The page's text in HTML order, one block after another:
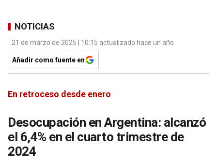
NOTICIAS
21 de marzo de 2025 | 10:15 actualizado hace un año
Añadir como fuente en
En retroceso desde enero
Desocupación en Argentina: alcanzó
el 6,4% en el cuarto trimestre de
2024